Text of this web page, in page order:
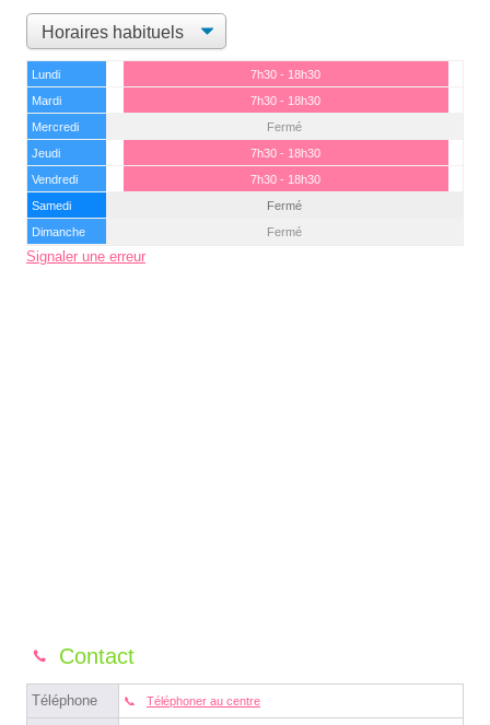
Lundi
7h30 - 18h30
Mardi
7h30 - 18h30
Mercredi
Fermé
Jeudi
7h30 - 18h30
Vendredi
7h30 - 18h30
Samedi
Fermé
Dimanche
Fermé
Signaler une erreur
Contact
Téléphone Téléphoner au centre